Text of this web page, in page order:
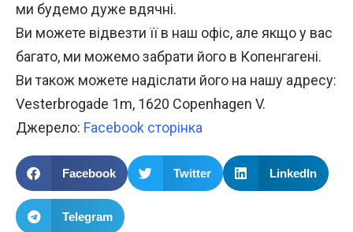
ми будемо дуже вдячні.
Ви можете відвезти її в наш офіс, але якщо у вас
багато, ми можемо забрати його в Копенгагені.
Ви також можете надіслати його на нашу адресу:
Vesterbrogade 1m, 1620 Copenhagen V.
Джерело: Facebook сторінка
Facebook Twitter LinkedIn
Telegram